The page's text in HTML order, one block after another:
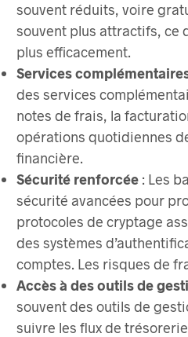
souvent réduits, voire
souvent plus attractifs, ce
plus efficacement.
Services
des services
notes de frais, la
opérations quotidiennes
financière.
Sécurité renforcée : Les
sécurité avancées pour
protocoles de cryptage
des systèmes
comptes. Les risques de
Accès à des outils de
souvent des outils de
suivre les flux de